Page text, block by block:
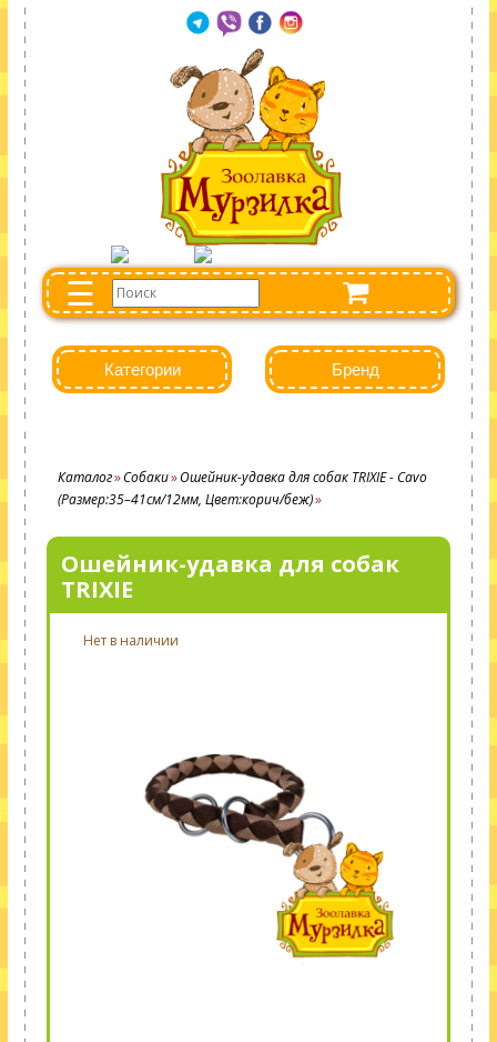
☰
Категории Бренд
Каталог Собаки Ошейник-удавка для собак TRIXIE - Cavo
(Размер:35–41см/12мм, Цвет:корич/беж)
Ошейник-удавка для собак
TRIXIE
Нет в наличии